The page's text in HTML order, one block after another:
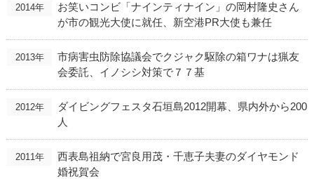
2014年
お笑いコンビ「ナインティナイン」の岡村隆史さん
が市の観光大使に就任、新空港PR大使も兼任
2013年
市病害虫防除協議会でクジャク駆除の箱ワナは猟友
会委託、イノシシ対策で７７基
2012年
ダイビングフェスタ石垣島2012開幕、県内外から200
人
2011年
西表島祖納で宮良用茂・千恵子夫妻のダイヤモンド
婚祝賀会